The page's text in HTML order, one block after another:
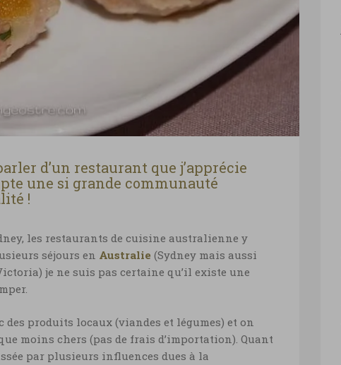
d’un restaurant que j’apprécie
une si grande communauté
!
les restaurants de cuisine australienne y
séjours en Australie (Sydney mais aussi
je ne suis pas certaine qu’il existe une
des produits locaux (viandes et légumes) et on
moins chers (pas de frais d’importation). Quant
par plusieurs influences dues à la